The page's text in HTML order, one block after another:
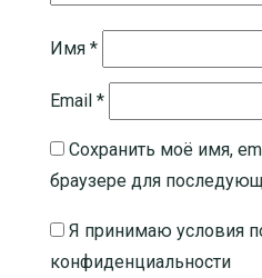
Имя *
Email *
Сохранить моё имя,
браузере для
Я принимаю условия
конфиденциальности